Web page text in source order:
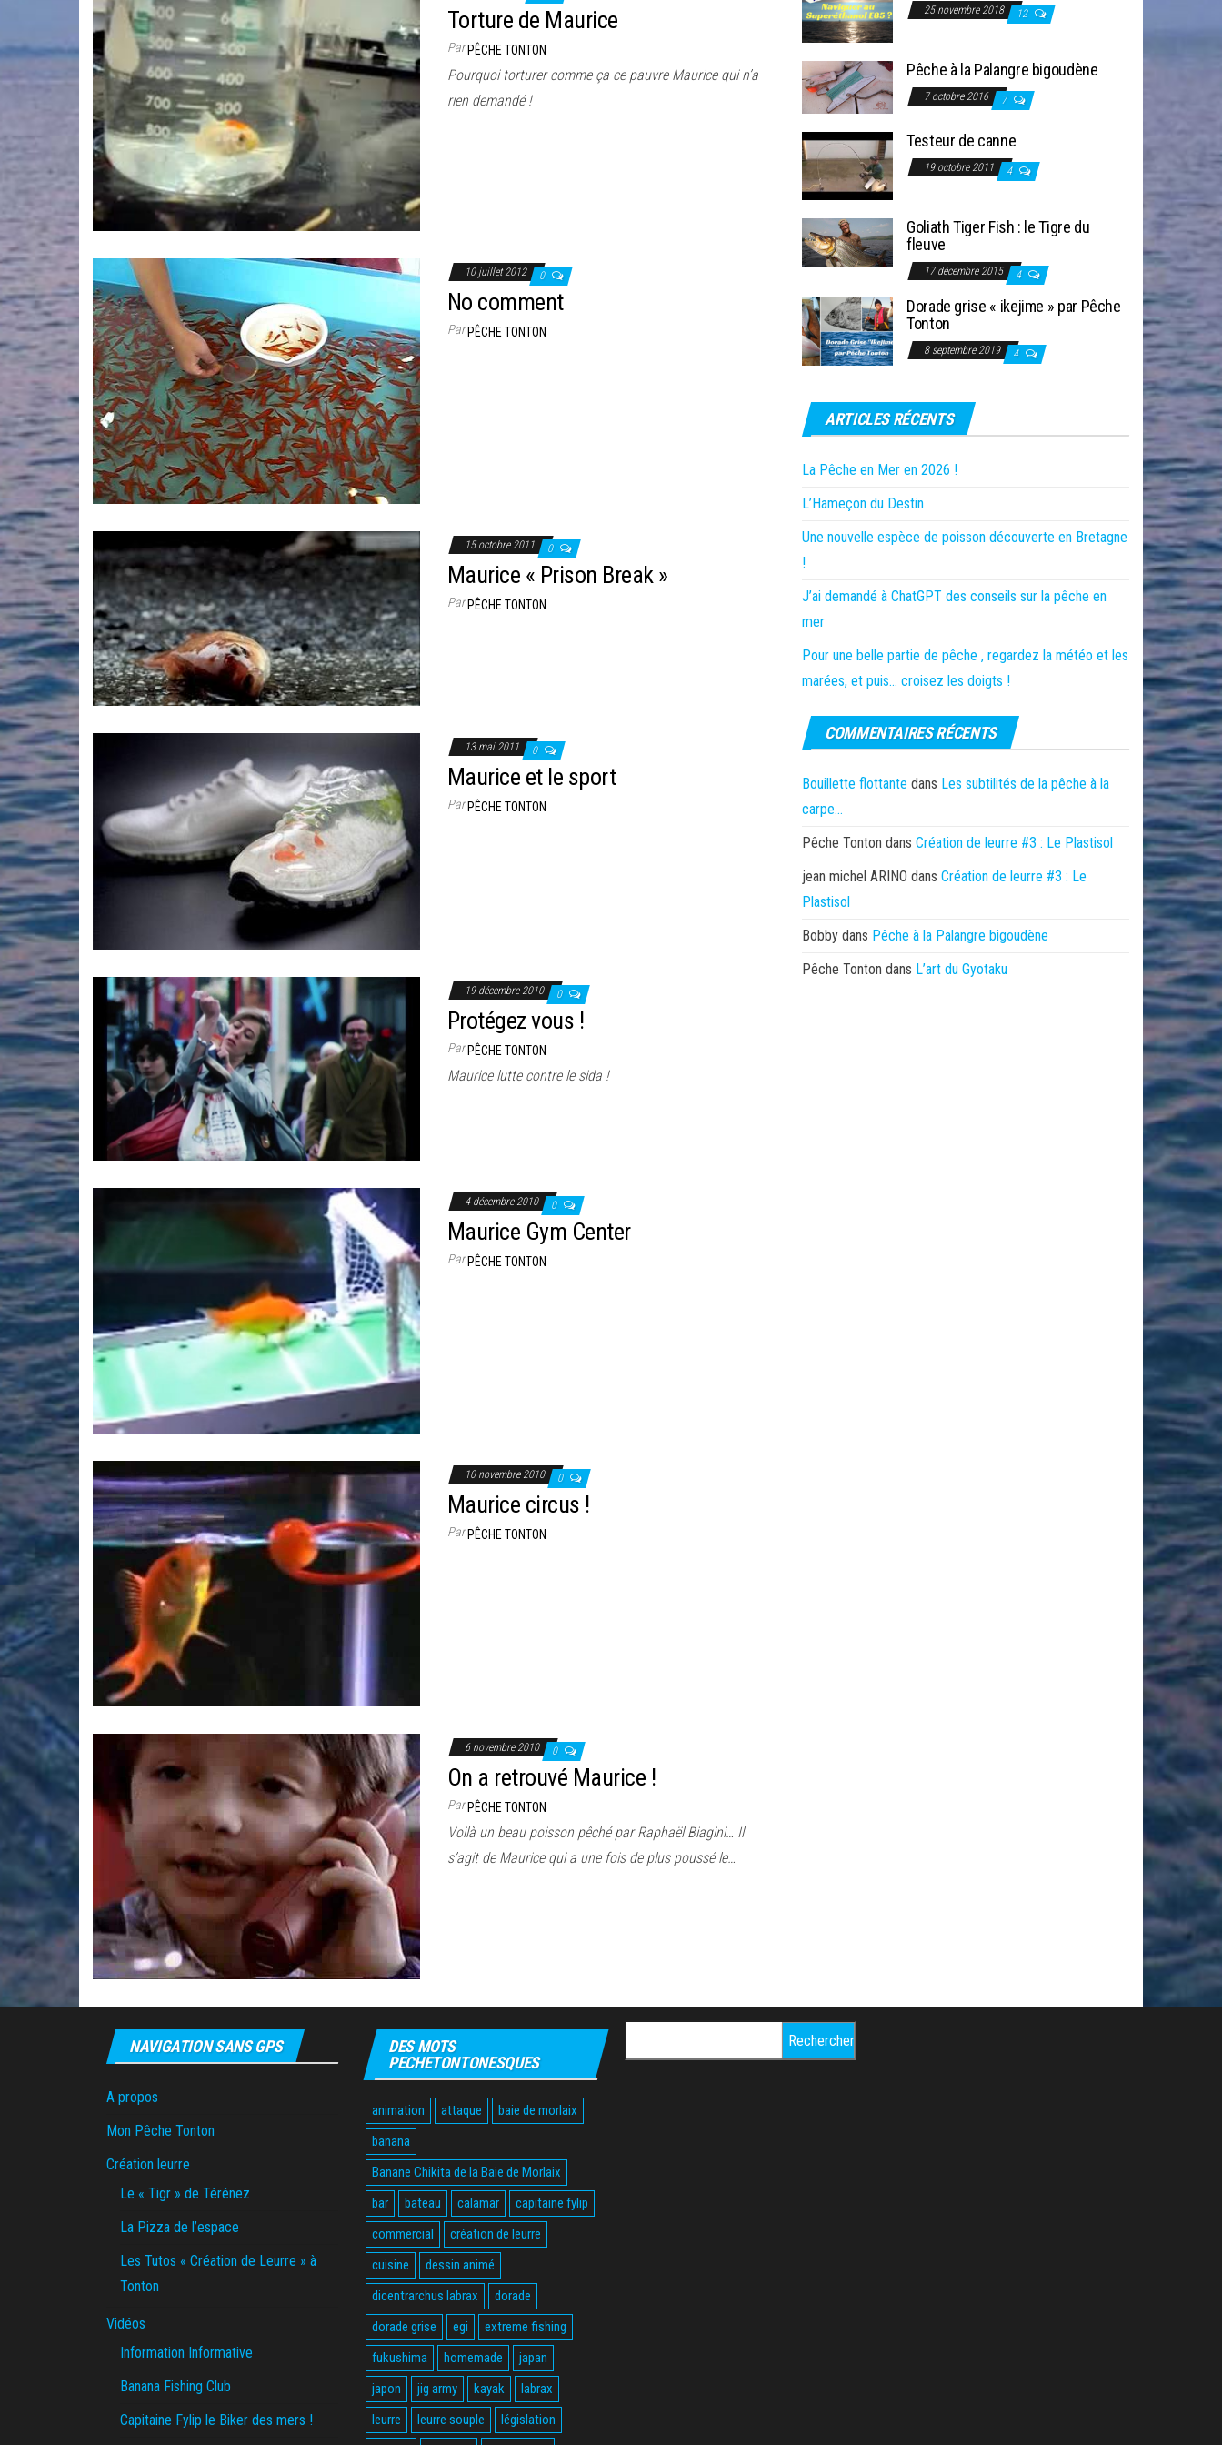
Torture de Maurice
ParPÊCHE TONTON
Pourquoi torturer comme ça ce pauvre Maurice qui n’a
rien demandé !
10 juillet 2012 0
No comment
ParPÊCHE TONTON
15 octobre 2011 0
Maurice « Prison Break »
ParPÊCHE TONTON
13 mai 2011 0
Maurice et le sport
ParPÊCHE TONTON
19 décembre 2010 0
Protégez vous !
ParPÊCHE TONTON
Maurice lutte contre le sida !
4 décembre 2010 0
Maurice Gym Center
ParPÊCHE TONTON
10 novembre 2010 0
Maurice circus !
ParPÊCHE TONTON
6 novembre 2010 0
On a retrouvé Maurice !
ParPÊCHE TONTON
Voilà un beau poisson pêché par Raphaël Biagini… Il
s’agit de Maurice qui a une fois de plus poussé le…
25 novembre 2018 12
Pêche à la Palangre bigoudène
7 octobre 2016 7
Testeur de canne
19 octobre 2011 4
Goliath Tiger Fish : le Tigre du
fleuve
17 décembre 2015 4
Dorade grise « ikejime » par Pêche
Tonton
8 septembre 2019 4
ARTICLES RÉCENTS
La Pêche en Mer en 2026 !
L’Hameçon du Destin
Une nouvelle espèce de poisson découverte en Bretagne
!
J’ai demandé à ChatGPT des conseils sur la pêche en
mer
Pour une belle partie de pêche , regardez la météo et les
marées, et puis… croisez les doigts !
COMMENTAIRES RÉCENTS
Bouillette flottante dans Les subtilités de la pêche à la
carpe…
Pêche Tonton dans Création de leurre #3 : Le Plastisol
jean michel ARINO dans Création de leurre #3 : Le
Plastisol
Bobby dans Pêche à la Palangre bigoudène
Pêche Tonton dans L’art du Gyotaku
NAVIGATION SANS GPS
A propos
Mon Pêche Tonton
Création leurre
Le « Tigr » de Térénez
La Pizza de l’espace
Les Tutos « Création de Leurre » à
Tonton
Vidéos
Information Informative
Banana Fishing Club
Capitaine Fylip le Biker des mers !
DES MOTS
PECHETONTONESQUES
animation attaque
baie de morlaix
banana
Banane Chikita de la Baie de Morlaix
bar
bateau calamar
capitaine fylip
commercial
création de leurre
cuisine
dessin animé
dicentrarchus labrax
dorade
dorade grise
egi
extreme fishing
fukushima
homemade
japan
japon
jig army kayak
labrax
leurre
leurre souple
législation